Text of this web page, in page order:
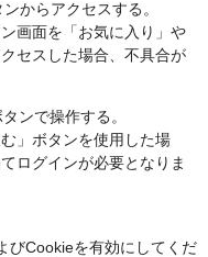
からアクセスする。
画面を「お気に入り」や
セスした場合、不具合が
ンで操作する。
」ボタンを使用した場
ログインが必要となりま
びCookieを有効にしてくだ